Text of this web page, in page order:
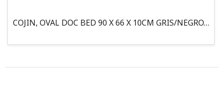
COJIN, OVAL DOC BED 90 X 66 X 10CM GRIS/NEGRO, 95°